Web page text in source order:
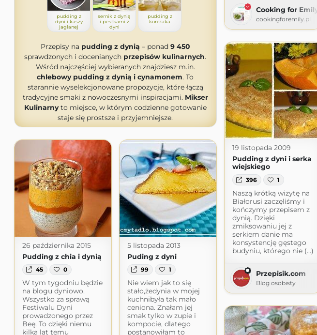
pudding z
dyni i kaszy
jaglanej
sernik z dynią
i pestkami z
dyni
pudding z
kurczaka
Przepisy na pudding z dynią – ponad 9 450
sprawdzonych i docenianych przepisów kulinarnych.
Wśród najczęściej wybieranych znajdziesz m.in.
chlebowy pudding z dynią i cynamonem. To
starannie wyselekcjonowane propozycje, które łączą
tradycyjne smaki z nowoczesnymi inspiracjami. Mikser
Kulinarnyto miejsce, w którym codzienne gotowanie
staje się prostsze i przyjemniejsze.
Cooking for Emily
cookingforemily.pl
19 listopada 2009
Pudding z dyni i serka
wiejskiego
396 1
Naszą krótką wizytę na
Białorusi zaczęliśmy i
kończymy przepisem z
dynią. Dzięki
zmiksowaniu jej z
serkiem danie ma
konsystencję gęstego
budyniu, którego nie (...)
Przepisik.com
Blog osobisty
26 października 2015
Pudding z chia i dynią
45 0
W tym tygodniu będzie
na blogu dyniowo.
Wszystko za sprawą
Festiwalu Dyni
prowadzonego przez
Beę. To dzięki niemu
kilka lat temu
5 listopada 2013
Puding z dyni
99 1
Nie wiem jak to się
stało,żedynia w mojej
kuchnibyła tak mało
ceniona. Znałam jej
smak tylko w zupie i
kompocie, dlatego
postanowiłam to